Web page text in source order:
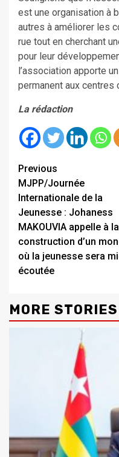
est une organisation à
autres à améliorer les
rue tout en cherchant
pour leur
l’association apporte
permanent aux centres
La rédaction
Continue
Reading
Previous
MJPP/Journée
Internationale de la
Jeunesse : Johaness
MAKOUVIA appelle à la
construction d’un
où la jeunesse sera
écoutée
MORE STORIES